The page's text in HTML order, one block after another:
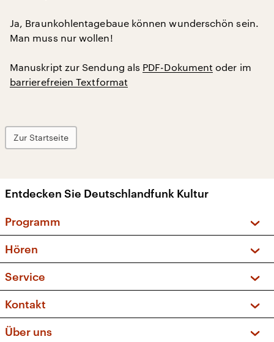
Ja, Braunkohlentagebaue können wunderschön sein.
Man muss nur wollen!
Manuskript zur Sendung als PDF-Dokument oder im
barrierefreien Textformat
Zur Startseite
Entdecken Sie Deutschlandfunk Kultur
Programm
Sendungen und Podcasts
Musikliste
Kakadu – Das Kinderprogramm
Hören
Frequenzen (UKW + DAB+)
Service
FAQ
Apps
Newsletter
Kontakt
Über uns